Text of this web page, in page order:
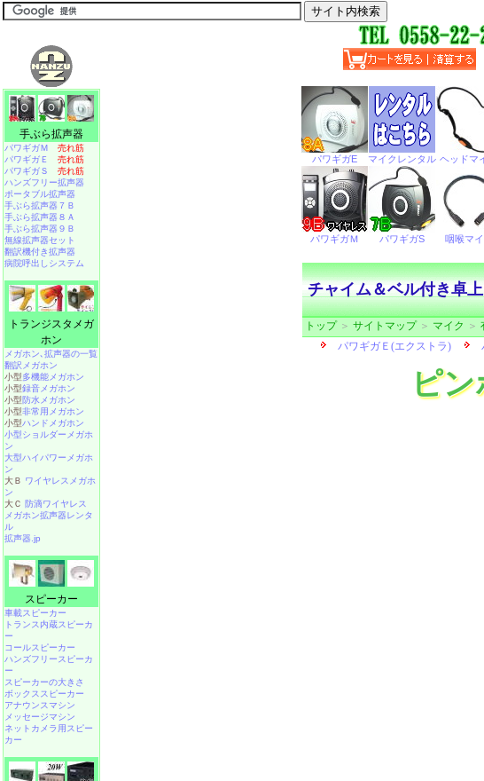
チャイム＆ベル付き卓
トップ＞ サイトマップ＞ マイク ＞
ピ
手ぶら拡声器
パワギガＭ 売れ筋
パワギガＥ 売れ筋
パワギガＳ 売れ筋
ハンズフリー拡声器
ポータブル拡声器
手ぶら拡声器７Ｂ
手ぶら拡声器８Ａ
手ぶら拡声器９Ｂ
無線拡声器セット
翻訳機付き拡声器
病院呼出しシステム
トランジスタメガ
ホン
メガホン､拡声器の一覧
翻訳メガホン
小型多機能メガホン
小型録音メガホン
小型防水メガホン
小型非常用メガホン
小型ハンドメガホン
小型ショルダーメガホ
ン
大型ハイパワーメガホ
ン
大Ｂ ワイヤレスメガホ
ン
大Ｃ 防滴ワイヤレス
メガホン拡声器レンタ
ル
拡声器.jp
スピーカー
車載スピーカー
トランス内蔵スピーカ
ー
コールスピーカー
ハンズフリースピーカ
ー
スピーカーの大きさ
ボックススピーカー
アナウンスマシン
メッセージマシン
ネットカメラ用スピー
カー